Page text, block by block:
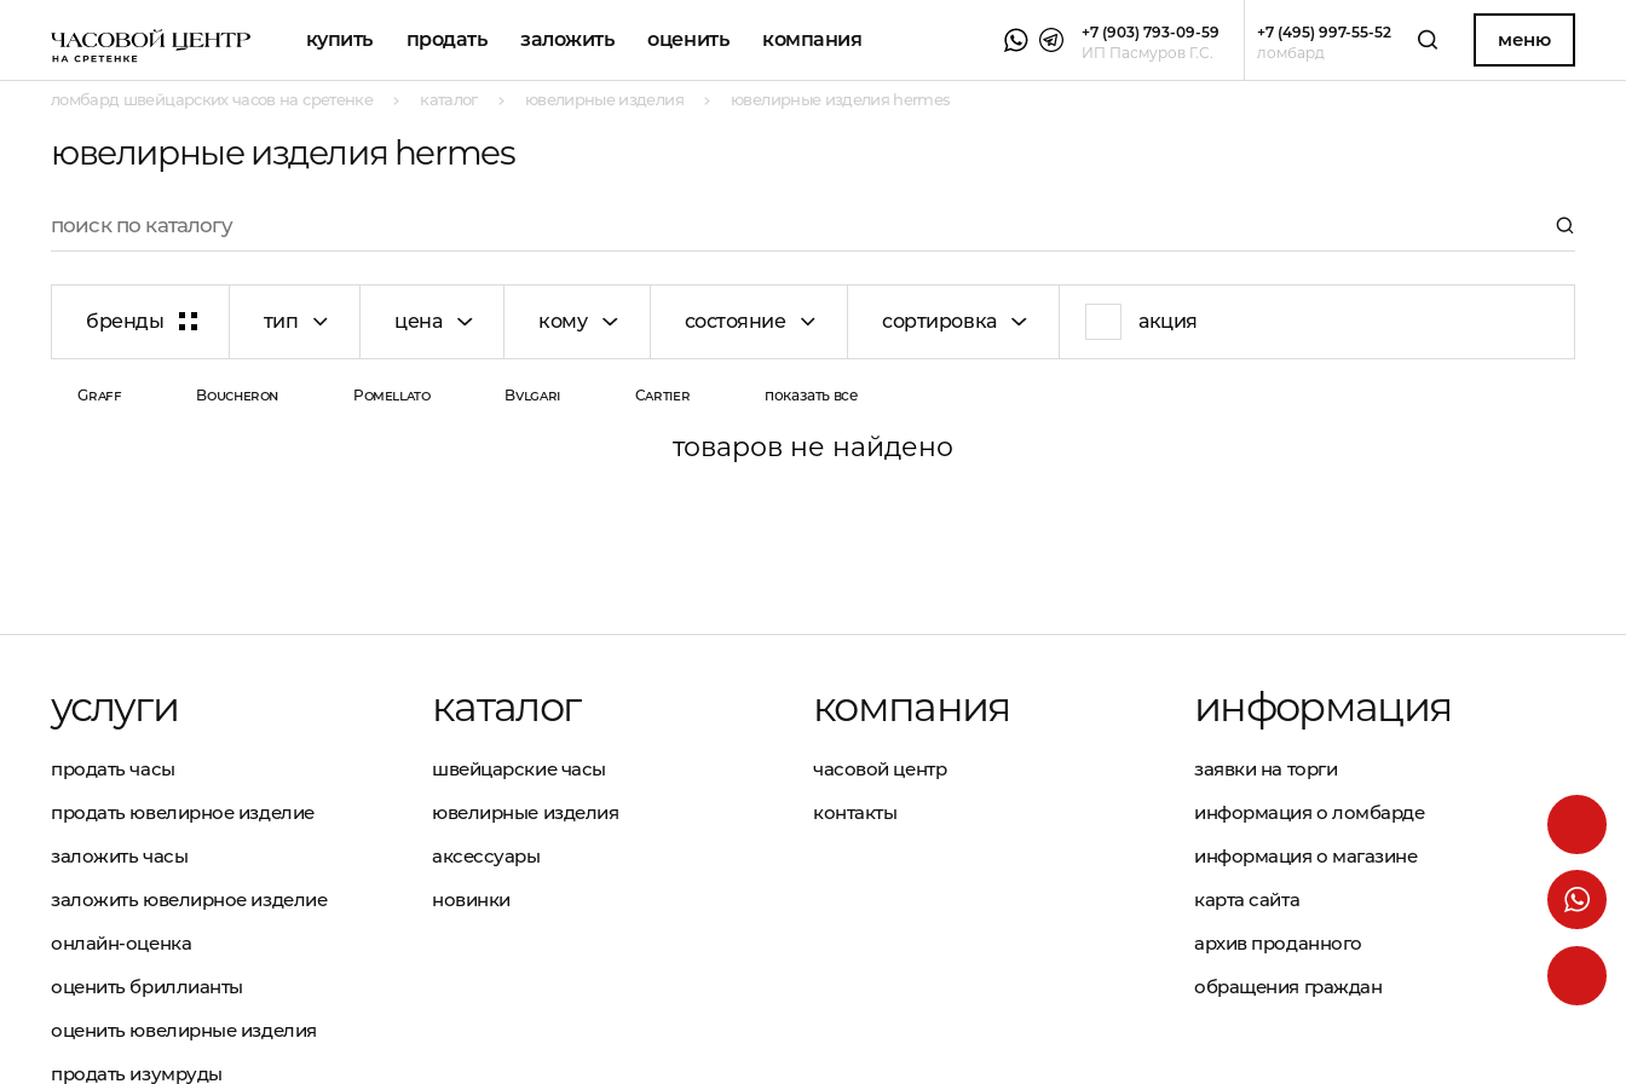
купить продать заложить оценить компания
+7 (903) 793-09-59
ИП Пасмуров Г.С.
+7 (495) 997-55-52
ломбард
меню
ломбард швейцарских часов на сретенке каталог ювелирные изделия ювелирные изделия hermes
ювелирные изделия hermes
бренды тип цена кому состояние сортировка акция
Graff Boucheron Pomellato Bvlgari Cartier показать все
товаров не найдено
услуги
продать часы
продать ювелирное изделие
заложить часы
заложить ювелирное изделие
онлайн-оценка
оценить бриллианты
оценить ювелирные изделия
продать изумруды
каталог
швейцарские часы
ювелирные изделия
аксессуары
новинки
компания
часовой центр
контакты
информация
заявки на торги
информация о ломбарде
информация о магазине
карта сайта
архив проданного
обращения граждан